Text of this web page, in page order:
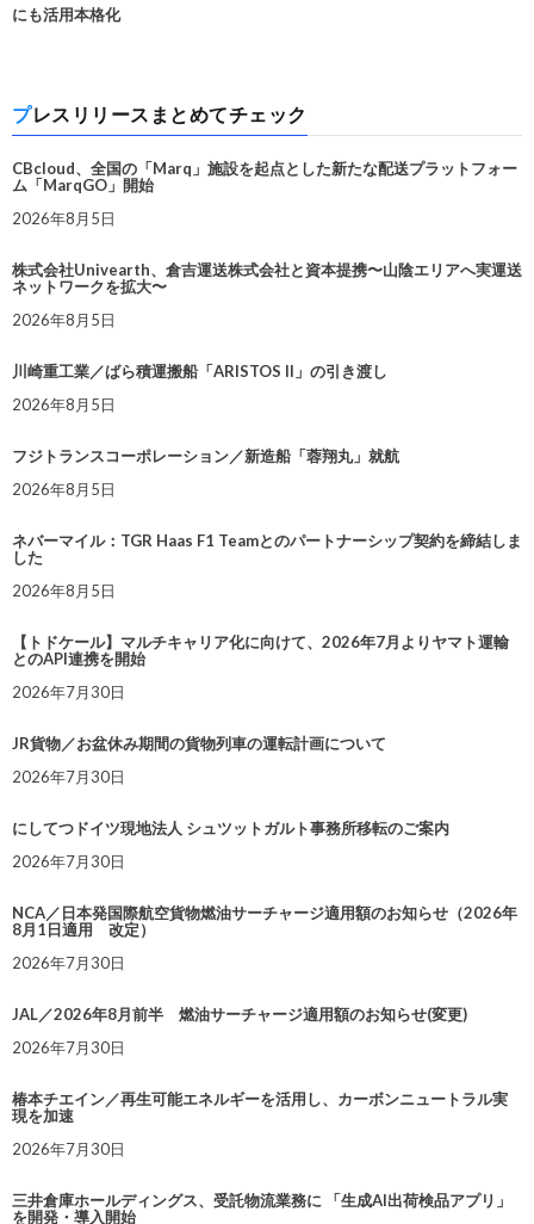
にも活用本格化
プレスリリースまとめてチェック
CBcloud、全国の「Marq」施設を起点とした新たな配送プラットフォー
ム「MarqGO」開始
2026年8月5日
株式会社Univearth、倉吉運送株式会社と資本提携〜山陰エリアへ実運送
ネットワークを拡大〜
2026年8月5日
川崎重工業／ばら積運搬船「ARISTOS II」の引き渡し
2026年8月5日
フジトランスコーポレーション／新造船「蓉翔丸」就航
2026年8月5日
ネバーマイル：TGR Haas F1 Teamとのパートナーシップ契約を締結しま
した
2026年8月5日
【トドケール】マルチキャリア化に向けて、2026年7月よりヤマト運輸
とのAPI連携を開始
2026年7月30日
JR貨物／お盆休み期間の貨物列車の運転計画について
2026年7月30日
にしてつドイツ現地法人 シュツットガルト事務所移転のご案内
2026年7月30日
NCA／日本発国際航空貨物燃油サーチャージ適用額のお知らせ（2026年
8月1日適用 改定）
2026年7月30日
JAL／2026年8月前半 燃油サーチャージ適用額のお知らせ(変更)
2026年7月30日
椿本チエイン／再生可能エネルギーを活用し、カーボンニュートラル実
現を加速
2026年7月30日
三井倉庫ホールディングス、受託物流業務に 「生成AI出荷検品アプリ」
を開発・導入開始